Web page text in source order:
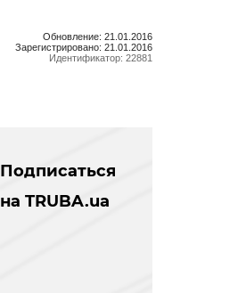
Обновление: 21.01.2016
Зарегистрировано: 21.01.2016
Идентификатор: 22881
Подписаться
на TRUBA.ua